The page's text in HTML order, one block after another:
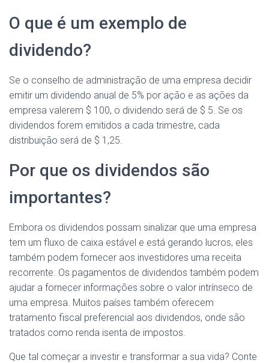
O que é um exemplo de
dividendo?
Se o conselho de administração de uma empresa decidir
emitir um dividendo anual de 5% por ação e as ações da
empresa valerem $ 100, o dividendo será de $ 5. Se os
dividendos forem emitidos a cada trimestre, cada
distribuição será de $ 1,25.
Por que os dividendos são
importantes?
Embora os dividendos possam sinalizar que uma empresa
tem um fluxo de caixa estável e está gerando lucros, eles
também podem fornecer aos investidores uma receita
recorrente. Os pagamentos de dividendos também podem
ajudar a fornecer informações sobre o valor intrínseco de
uma empresa. Muitos países também oferecem
tratamento fiscal preferencial aos dividendos, onde são
tratados como renda isenta de impostos.
Que tal começar a investir e transformar a sua vida? Conte